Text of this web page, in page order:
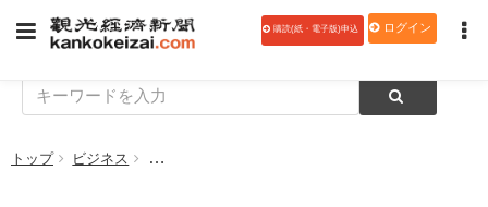
購読(紙・電子版)申込 ログイン
トップ ビジネス 景気「緩やかに回復」 各論は前月判断を据え置き